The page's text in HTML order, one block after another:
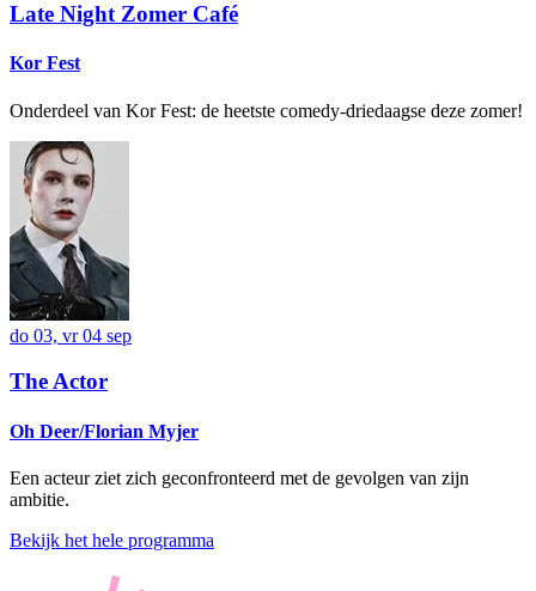
Late Night Zomer Café
Kor Fest
Onderdeel van Kor Fest: de heetste comedy-driedaagse deze zomer!
do 03, vr 04 sep
The Actor
Oh Deer/Florian Myjer
Een acteur ziet zich geconfronteerd met de gevolgen van zijn
ambitie.
Bekijk het hele programma